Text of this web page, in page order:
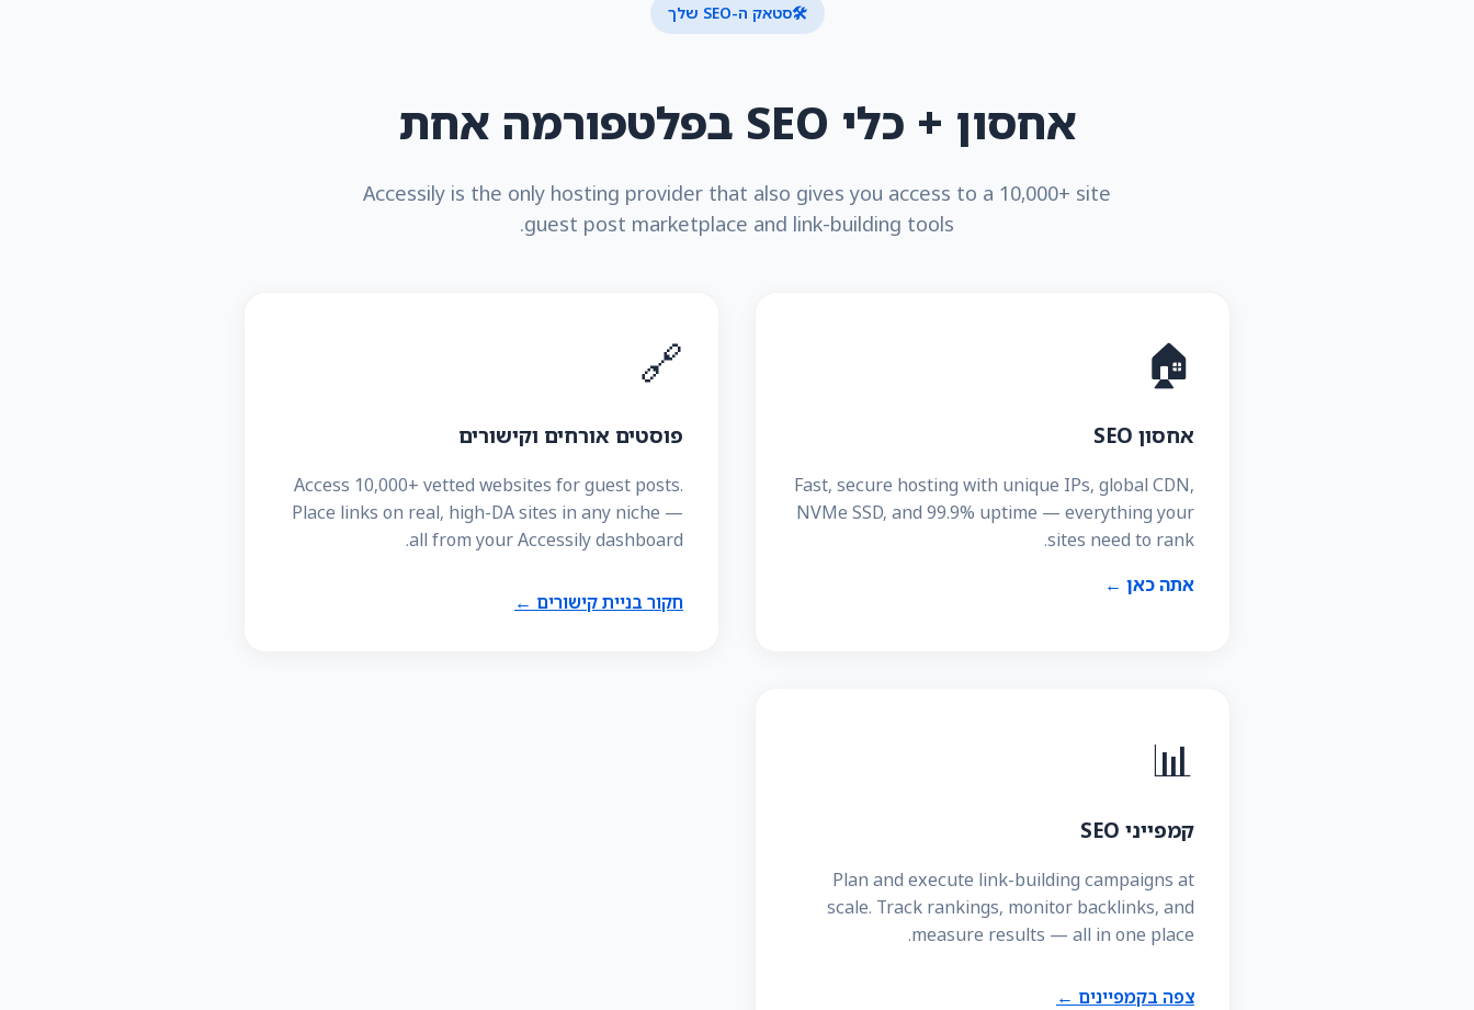
🛠️סטאק ה-SEO שלך
אחסון + כלי SEO בפלטפורמה אחת
Accessily is the only hosting provider that also gives you access to a 10,000+ site
guest post marketplace and link-building tools.
🏠
אחסון SEO
Fast, secure hosting with unique IPs, global CDN,
NVMe SSD, and 99.9% uptime — everything your
sites need to rank.
אתה כאן ←
🔗
פוסטים אורחים וקישורים
Access 10,000+ vetted websites for guest posts.
Place links on real, high-DA sites in any niche —
all from your Accessily dashboard.
חקור בניית קישורים ←
📊
קמפייני SEO
Plan and execute link-building campaigns at
scale. Track rankings, monitor backlinks, and
measure results — all in one place.
צפה בקמפיינים ←